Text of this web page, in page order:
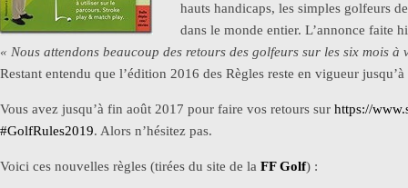
hauts handicaps, les simples golfeurs
dans le monde entier. L’annonce faite
« Nous attendons beaucoup des retours des golfeurs sur les six mois à
Restant entendu que l’édition 2016 des Règles reste en vigueur
Vous avez jusqu’à fin août 2017 pour faire vos retours sur https://
#GolfRules2019. Alors n’hésitez pas.
Voici ces nouvelles règles (tirées du site de la FF Golf) :